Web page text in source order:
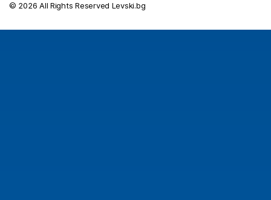
© 2026 All Rights Reserved Levski.bg